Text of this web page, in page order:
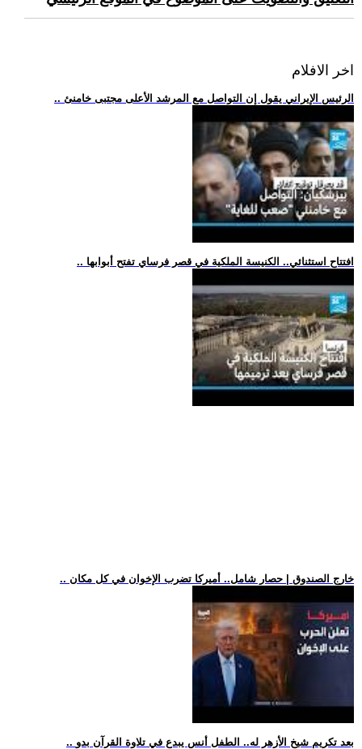
اخر الافلام
.. الرئيس الإيراني يقول إن التواصل مع المرشد الأعلى مجتبى خامنئ
.. افتتاح استثنائي.. الكنيسة الملكية في قصر فرساي تفتح أبوابها
.. خارج الصندوق | حصار شامل.. أميركا تضرب الإخوان في كل مكان
.. بعد تكريم شيخ الأزهر له.. الطفل أنس يبدع في تلاوة القرآن بدو